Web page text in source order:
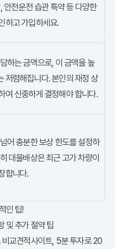
안전운전 습관 특약 등 다양한
하고 가입하세요.
하는 금액으로, 이 금액을 높
저렴해집니다. 본인의 재정 상
여 신중하게 결정해야 합니다.
어 충분한 보상 한도를 설정하
대물배상은 최근 고가 차량이
합니다.
인 팁!
및 추가 절약 팁
비교견적사이트, 5분 투자로 20